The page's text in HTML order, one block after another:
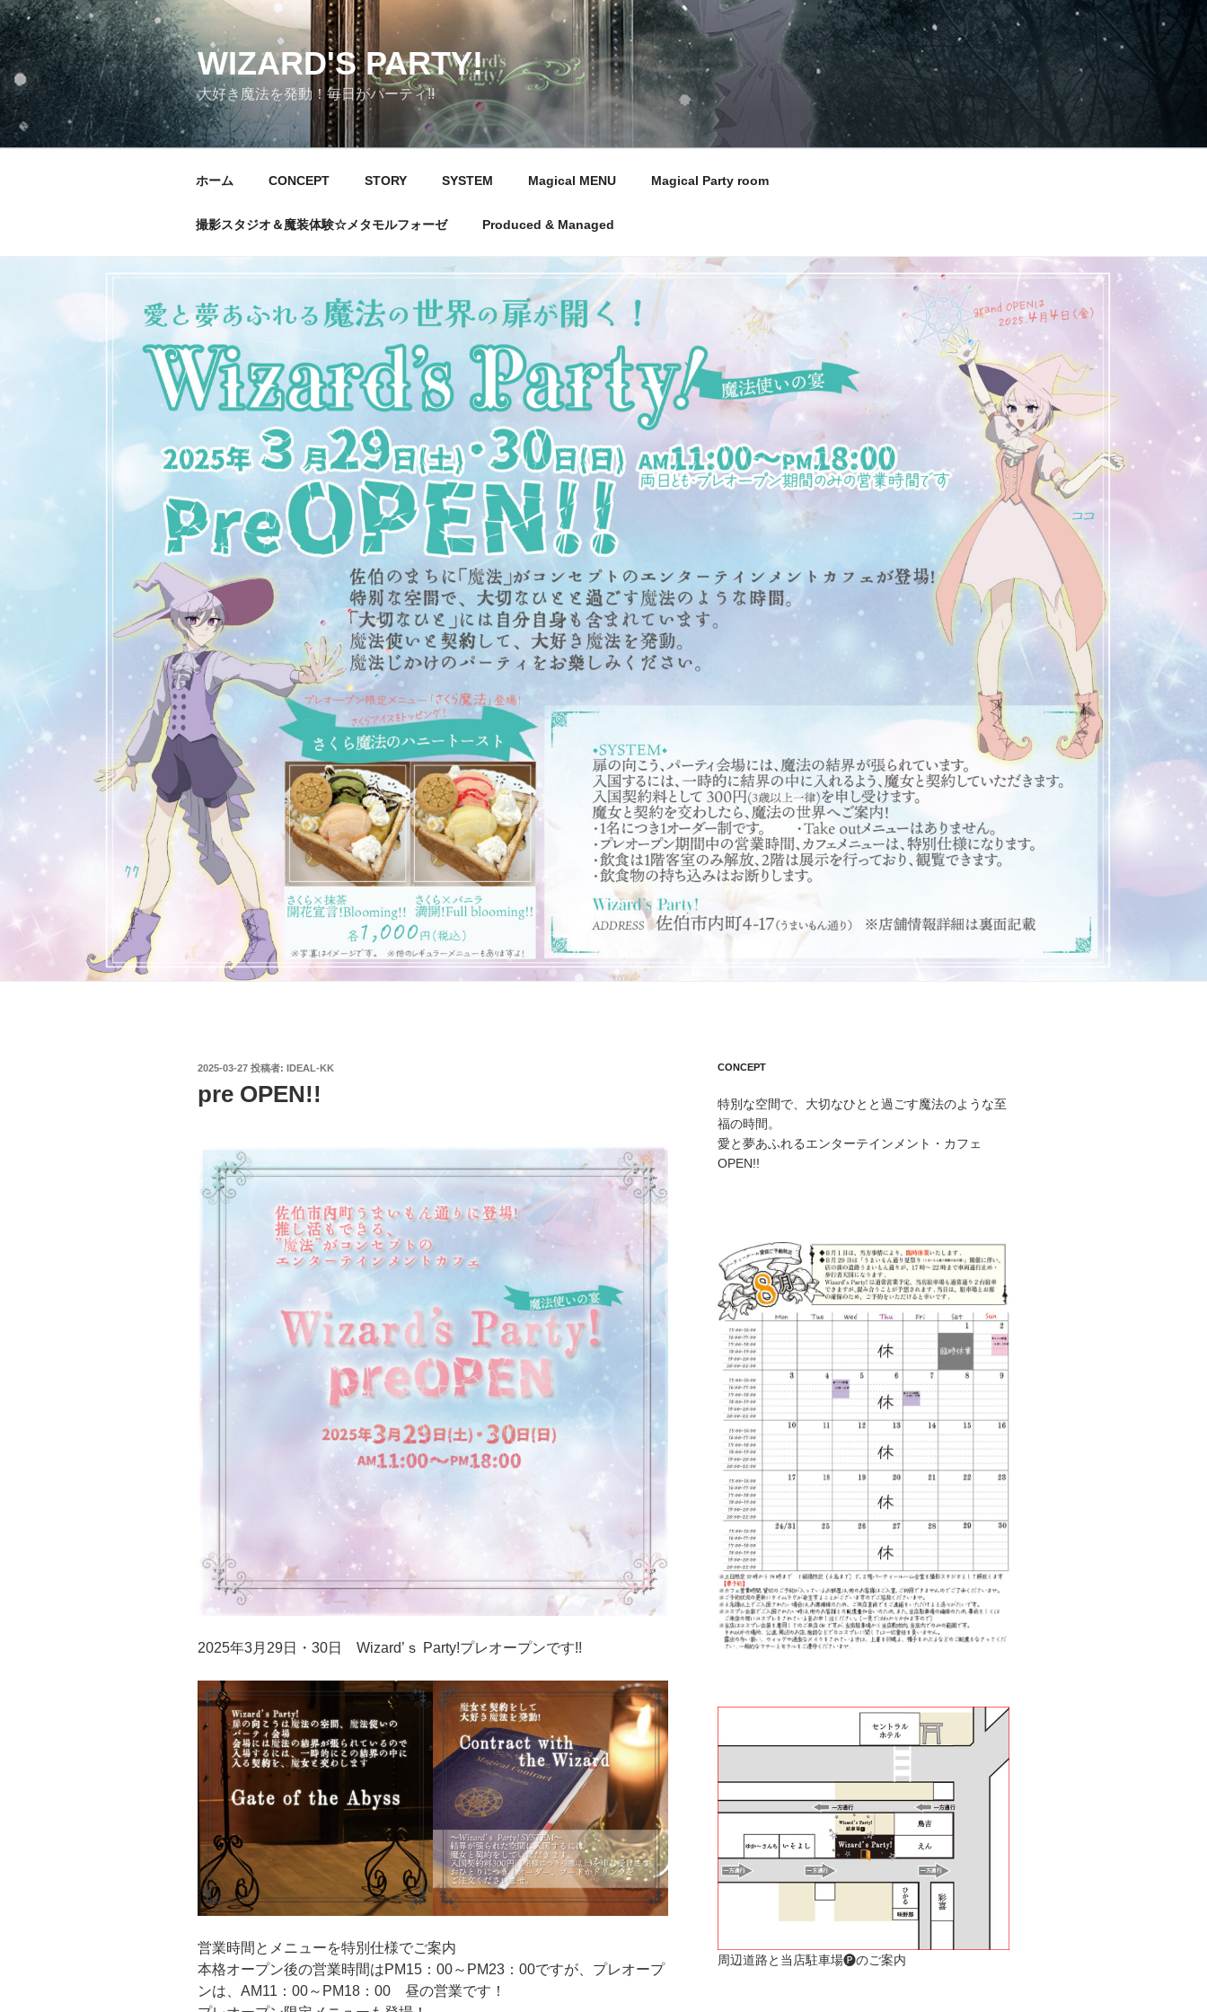
コ
ン
テ
ン
ツ
へ
ス
WIZARD'S PARTY!
大好き魔法を発動！毎日がパーティ!!
ホーム CONCEPT STORY SYSTEM Magical MENU Magical Party room
撮影スタジオ＆魔装体験☆メタモルフォーゼ Produced & Managed
投
日:
2025-03-27 投稿者: IDEAL-KK
pre OPEN!!
2025年3月29日・30日 Wizard’ｓ Party!プレオープンです!!
営業時間とメニューを特別仕様でご案内
本格オープン後の営業時間はPM15：00～PM23：00ですが、プレオープ
ンは、AM11：00～PM18：00 昼の営業です！
CONCEPT
特別な空間で、大切なひとと過ごす魔法のような至
福の時間。
愛と夢あふれるエンターテインメント・カフェ
OPEN!!
周辺道路と当店駐車場🅟のご案内